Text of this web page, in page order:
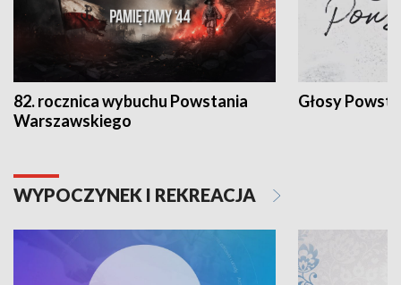
82. rocznica wybuchu Powstania
Warszawskiego
Głosy
WYPOCZYNEK I REKREACJA